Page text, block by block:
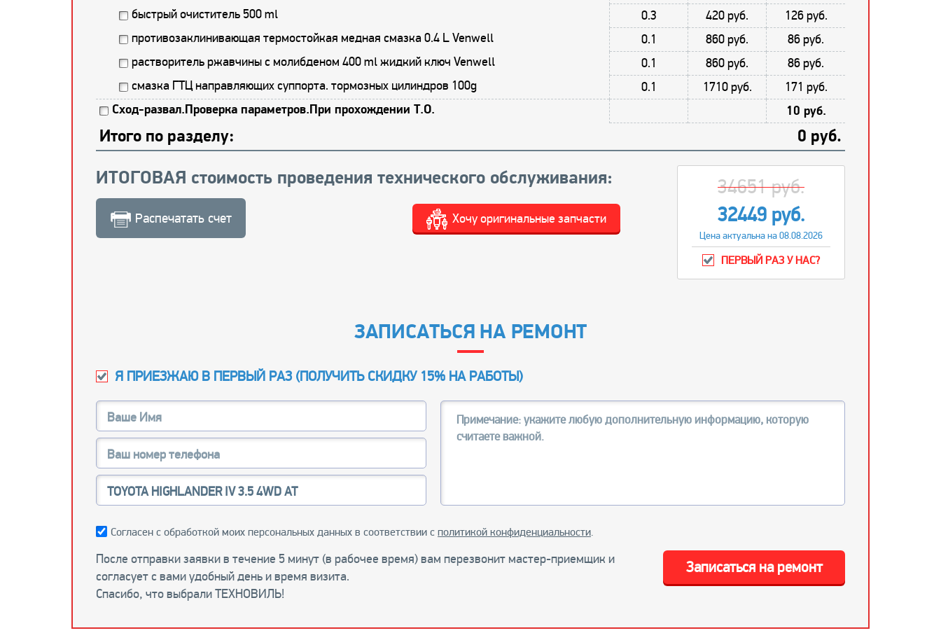
быстрый очиститель 500 ml 0.3 420 руб.
126 руб.
противозаклинивающая термостойкая медная смазка 0.4 L Venwell
0.1 860 руб.
86 руб.
растворитель ржавчины с молибденом 400 ml жидкий ключ Venwell
0.1 860 руб.
86 руб.
смазка ГТЦ направляющих суппорта. тормозных цилиндров 100g
0.1 1710 руб. 171 руб.
Сход-развал.Проверка параметров.При прохождении Т.О. 10 руб.
Итого по разделу: 0 руб.
ИТОГОВАЯ стоимость проведения технического обслуживания:
Распечатать счет Хочу оригинальные запчасти
34651 руб.
32449 руб.
Цена актуальна на 08.08.2026
ПЕРВЫЙ РАЗ У НАС?
ЗАПИСАТЬСЯ НА РЕМОНТ
Я ПРИЕЗЖАЮ В ПЕРВЫЙ РАЗ (ПОЛУЧИТЬ СКИДКУ 15% НА РАБОТЫ)
Согласен с обработкой моих персональных данных в соответствии с политикой конфиденциальности.
После отправки заявки в течение 5 минут (в рабочее время) вам перезвонит мастер-приемщик и
согласует с вами удобный день и время визита.
Спасибо, что выбрали ТЕХНОВИЛЬ!
Записаться на ремонт